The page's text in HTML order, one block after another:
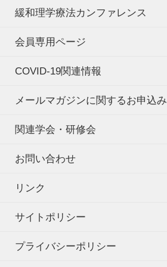
緩和理学療法カンファレンス
会員専用ページ
COVID-19関連情報
メールマガジンに関するお申込み
関連学会・研修会
お問い合わせ
リンク
サイトポリシー
プライバシーポリシー